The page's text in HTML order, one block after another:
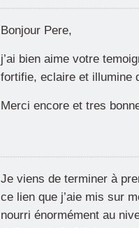
Bonjour Pere,
j’ai bien aime votre
fortifie, eclaire et illumine
Merci encore et tres
Je viens de terminer à
ce lien que j’aie mis sur
nourri énormément au